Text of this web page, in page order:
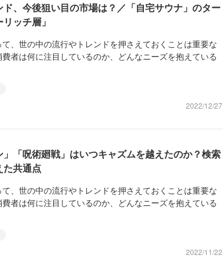
、今後狙い目の市場は？／「自宅サウナ」のター
ッチ層」
、世の中の流行やトレンドを押さえておくことは重要な
者は何に注目しているのか、どんなニーズを抱えている
2022/12/27
」「呪術廻戦」はいつキャズムを越えたのか？検索
た共通点
、世の中の流行やトレンドを押さえておくことは重要な
者は何に注目しているのか、どんなニーズを抱えている
2022/11/22